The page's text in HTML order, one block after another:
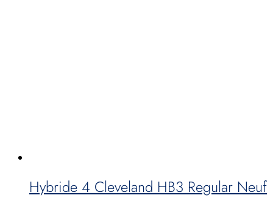
Hybride 4 Cleveland HB3 Regular Neuf